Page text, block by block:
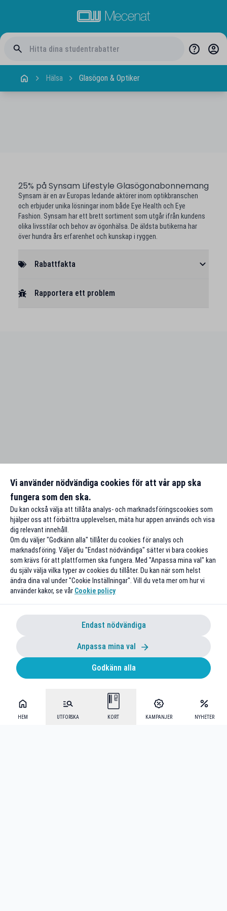
HEM UTFORSKA KORT KAMPANJER NYHETER
Hälsa Glasögon & Optiker
25% på Synsam Lifestyle Glasögonabonnemang
Synsam är en av Europas ledande aktörer inom optikbranschen
och erbjuder unika lösningar inom både Eye Health och Eye
Fashion. Synsam har ett brett sortiment som utgår ifrån kundens
olika livsstilar och behov av ögonhälsa. De äldsta butikerna har
över hundra års erfarenhet och kunskap i ryggen.
Rabattfakta
Rapportera ett problem
Vi använder nödvändiga cookies för att vår app ska
fungera som den ska.
Du kan också välja att tillåta analys- och marknadsföringscookies som
hjälper oss att förbättra upplevelsen, mäta hur appen används och visa
dig relevant innehåll.
Om du väljer "Godkänn alla" tillåter du cookies för analys och
marknadsföring. Väljer du "Endast nödvändiga" sätter vi bara cookies
som krävs för att plattformen ska fungera. Med "Anpassa mina val" kan
du själv välja vilka typer av cookies du tillåter. Du kan när som helst
ändra dina val under "Cookie Inställningar". Vill du veta mer om hur vi
använder kakor, se vår Cookie policy
Endast nödvändiga
Anpassa mina val
Godkänn alla